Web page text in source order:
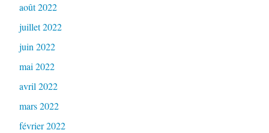
août 2022
juillet 2022
juin 2022
mai 2022
avril 2022
mars 2022
février 2022